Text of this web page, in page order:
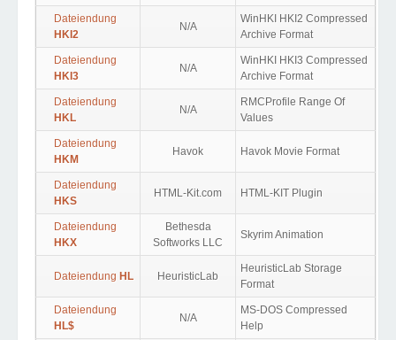
Dateiendung
HKI2
N/A
WinHKI HKI2 Compressed
Archive Format
Dateiendung
HKI3
N/A
WinHKI HKI3 Compressed
Archive Format
Dateiendung
HKL
N/A
RMCProfile Range Of
Values
Dateiendung
HKM
Havok Havok Movie Format
Dateiendung
HKS
HTML-Kit.com HTML-KIT Plugin
Dateiendung
HKX
Bethesda
Softworks LLC
Skyrim Animation
Dateiendung HL HeuristicLab
HeuristicLab Storage
Format
Dateiendung
HL$
N/A
MS-DOS Compressed
Help